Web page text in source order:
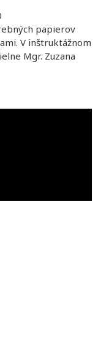
papierov
V inštruktážnom
Mgr. Zuzana